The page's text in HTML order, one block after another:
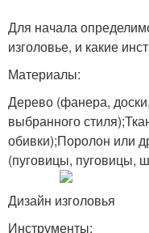
Для начала
изголовье, и какие
Материалы:
Дерево (фанера,
выбранного
обивки);Поролон или
(пуговицы, пуговицы,
Дизайн изголовья
Инструменты: